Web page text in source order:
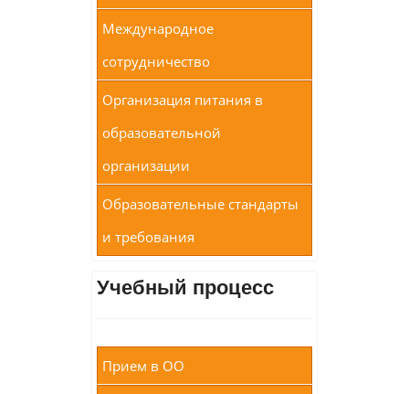
Международное
сотрудничество
Организация питания в
образовательной
организации
Образовательные стандарты
и требования
Учебный процесс
Прием в ОО